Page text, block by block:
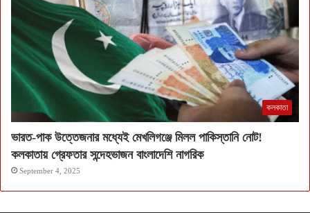
কলকাতা
ভারত-পাক উত্তেজনার মধ্যেই মেখলিগঞ্জে মিলল পাকিস্তানি নোট!
কলকাতায় গ্রেফতার সন্দেহভাজন বাংলাদেশি নাগরিক
September 4, 2025